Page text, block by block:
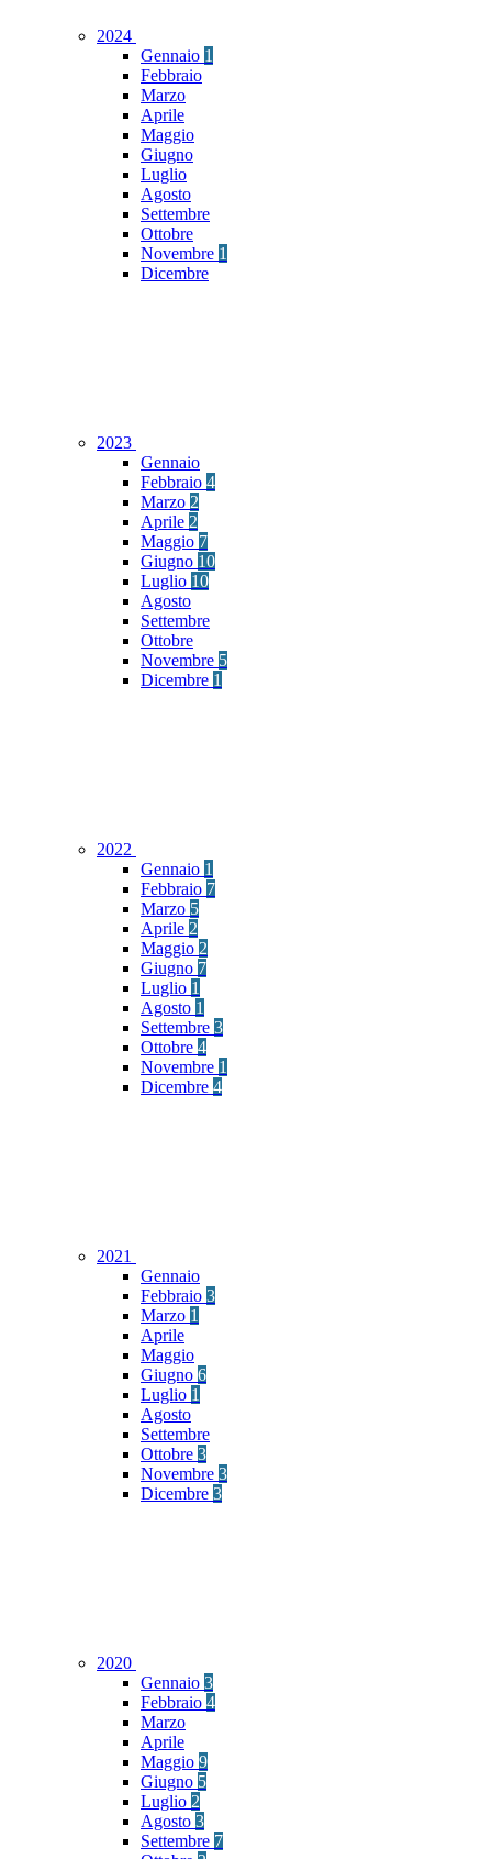
2024
Gennaio 1
Febbraio
Marzo
Aprile
Maggio
Giugno
Luglio
Agosto
Settembre
Ottobre
Novembre 1
Dicembre
2023
Gennaio
Febbraio 4
Marzo 2
Aprile 2
Maggio 7
Giugno 10
Luglio 10
Agosto
Settembre
Ottobre
Novembre 5
Dicembre 1
2022
Gennaio 1
Febbraio 7
Marzo 5
Aprile 2
Maggio 2
Giugno 7
Luglio 1
Agosto 1
Settembre 3
Ottobre 4
Novembre 1
Dicembre 4
2021
Gennaio
Febbraio 3
Marzo 1
Aprile
Maggio
Giugno 6
Luglio 1
Agosto
Settembre
Ottobre 3
Novembre 3
Dicembre 3
2020
Gennaio 3
Febbraio 4
Marzo
Aprile
Maggio 9
Giugno 5
Luglio 2
Agosto 3
Settembre 7